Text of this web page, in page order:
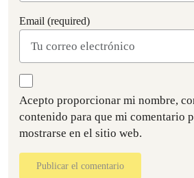
Email (required)
Acepto proporcionar mi nombre,
contenido para que mi comentario
mostrarse en el sitio web.
Publicar el comentario